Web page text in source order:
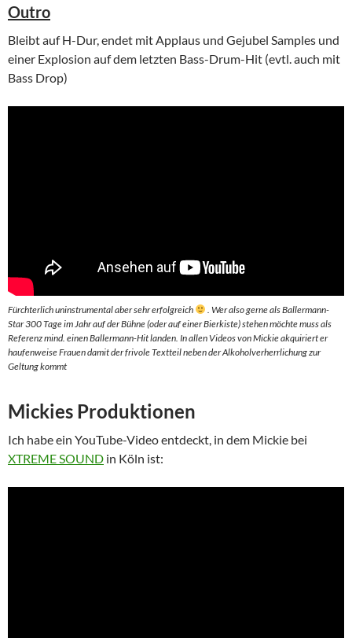
Outro
Bleibt auf H-Dur, endet mit Applaus und Gejubel Samples und
einer Explosion auf dem letzten Bass-Drum-Hit (evtl. auch mit
Bass Drop)
Fürchterlich uninstrumental aber sehr erfolgreich
. Wer also gerne als Ballermann-
Star 300 Tage im Jahr auf der Bühne (oder auf einer Bierkiste) stehen möchte muss als
Referenz mind. einen Ballermann-Hit landen. In allen Videos von Mickie akquiriert er
haufenweise Frauen damit der frivole Textteil neben der Alkoholverherrlichung zur
Geltung kommt
Mickies Produktionen
Ich habe ein YouTube-Video entdeckt, in dem Mickie bei
XTREME SOUND in Köln ist: